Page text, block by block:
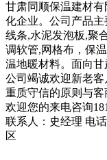
甘肃同顺保温建材
化企业。公司产品主
线条,水泥发泡板,聚
调软管,网格布，保
温地暖材料。面向
公司竭诚欢迎新老客
重质守信的原则与客
欢迎您的来电咨询
联系人：史经理 电
区